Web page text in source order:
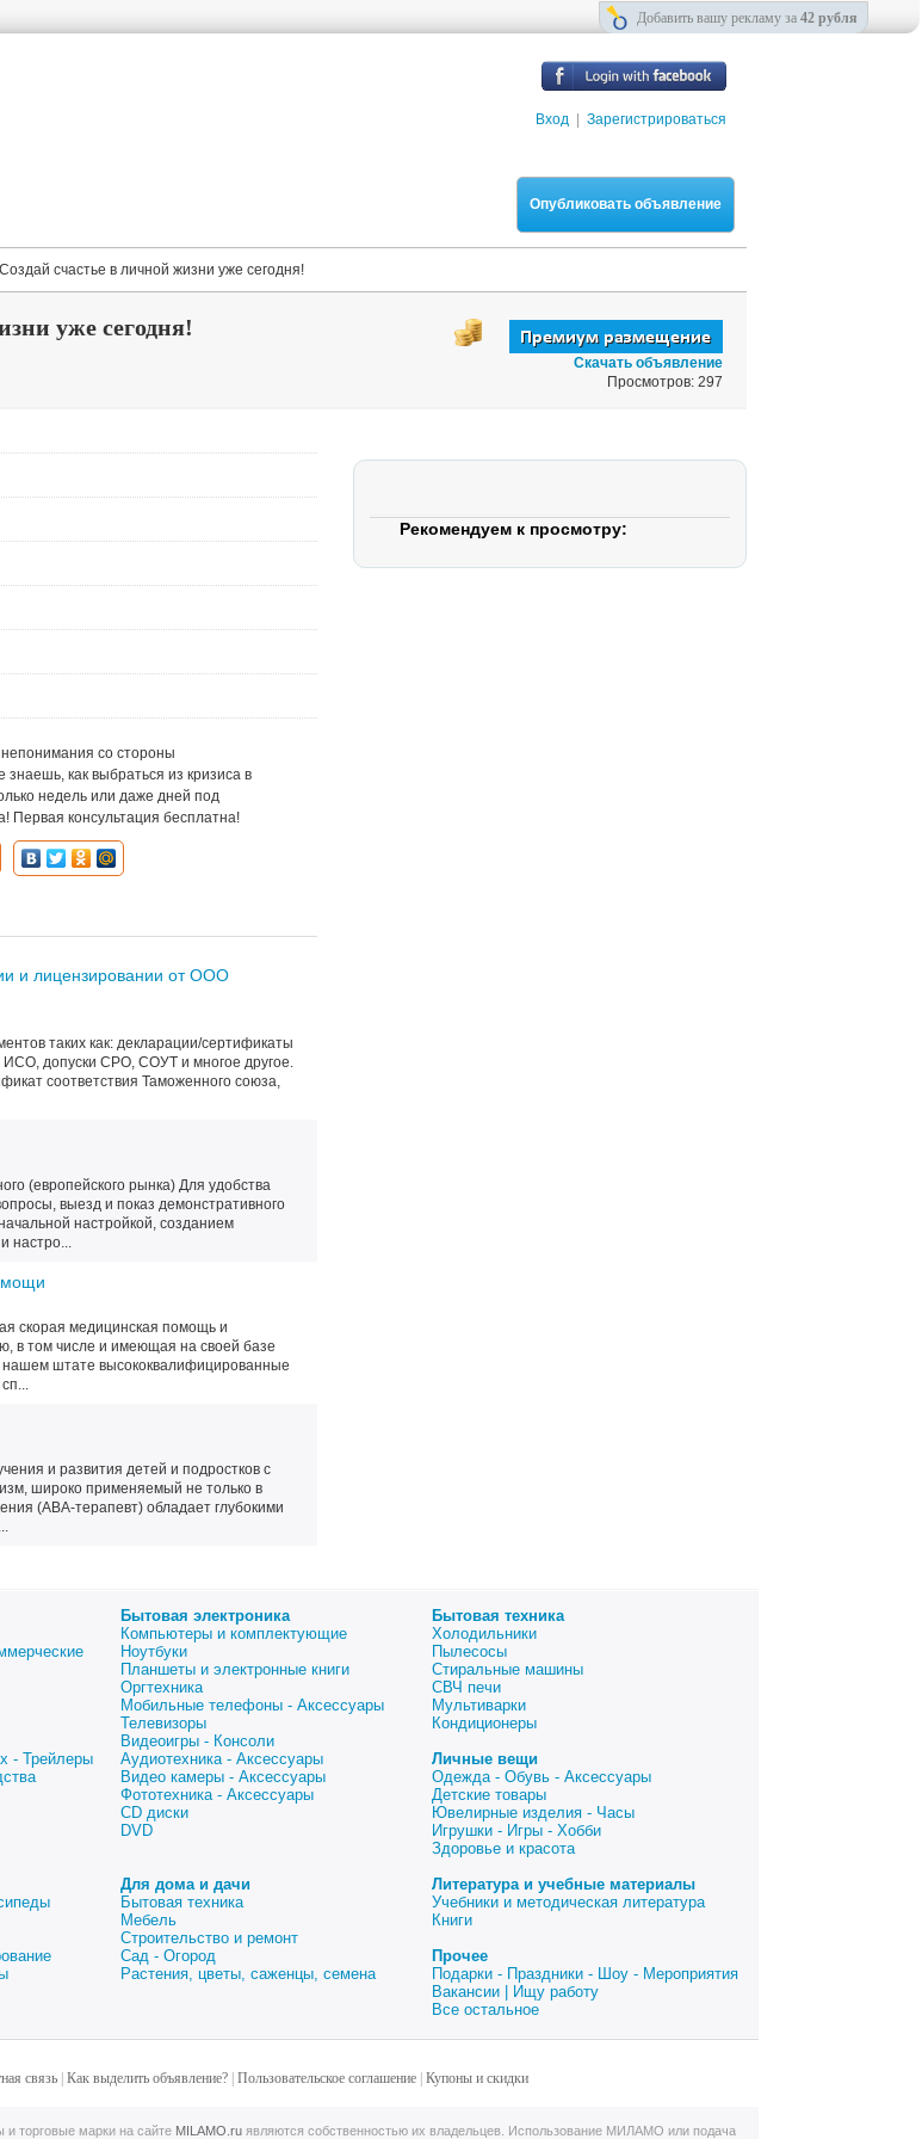
Вход Зарегистрироваться
Опубликовать объявление
Создай счастье в личной жизни уже сегодня!
уже сегодня!
Скачать объявление
Просмотров: 297
со стороны
как выбраться из кризиса в
недель или даже дней под
Первая консультация бесплатна!
и лицензировании от ООО
таких как: декларации/сертификаты
ИСО, допуски СРО, СОУТ и многое другое.
соответствия Таможенного союза,
(европейского рынка) Для удобства
выезд и показ демонстративного
настройкой, созданием
настро...
скорая медицинская помощь и
в том числе и имеющая на своей базе
штате высококвалифицированные
и развития детей и подростков с
широко применяемый не только в
(АВА-терапевт) обладает глубокими
Добавить вашу рекламу за 42 рубля
Рекомендуем к просмотру:
- Трейлеры
Бытовая электроника
Компьютеры и комплектующие
Ноутбуки
Планшеты и электронные книги
Оргтехника
Мобильные телефоны - Аксессуары
Телевизоры
Видеоигры - Консоли
Аудиотехника - Аксессуары
Видео камеры - Аксессуары
Фототехника - Аксессуары
CD диски
DVD
Бытовая техника
Холодильники
Пылесосы
Стиральные машины
СВЧ печи
Мультиварки
Кондиционеры
Личные вещи
Одежда - Обувь - Аксессуары
Детские товары
Ювелирные изделия - Часы
Игрушки - Игры - Хобби
Здоровье и красота
Для дома и дачи
Бытовая техника
Мебель
Строительство и ремонт
Сад - Огород
Растения, цветы, саженцы, семена
Литература и учебные материалы
Учебники и методическая литература
Книги
Прочее
Подарки - Праздники - Шоу - Мероприятия
Вакансии | Ищу работу
Все остальное
связь| Как выделить объявление?| Пользовательское соглашение| Купоны и скидки
торговые марки на сайте MILAMO.ru являются собственностью их владельцев. Использование МИЛАМО или подача